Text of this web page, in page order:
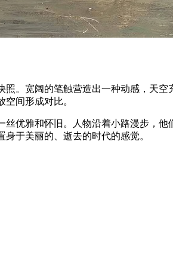
。宽阔的笔触营造出一种动感，天
间形成对比。
优雅和怀旧。人物沿着小路漫步，
于美丽的、逝去的时代的感觉。